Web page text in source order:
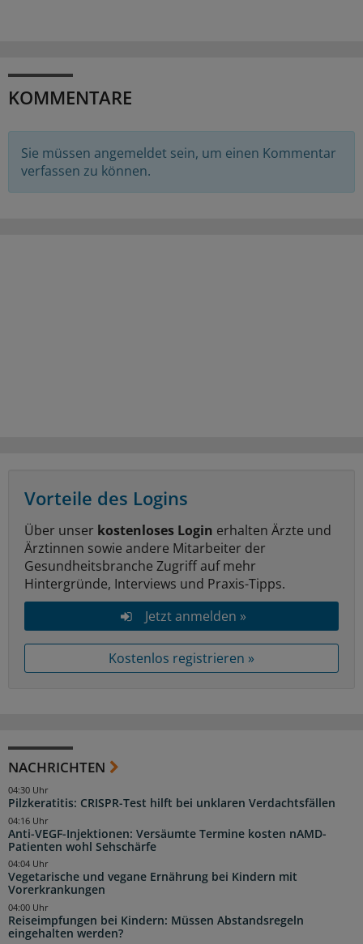
KOMMENTARE
Sie müssen angemeldet sein, um einen Kommentar
verfassen zu können.
Vorteile des Logins
Über unser kostenloses Login erhalten Ärzte und
Ärztinnen sowie andere Mitarbeiter der
Gesundheitsbranche Zugriff auf mehr
Hintergründe, Interviews und Praxis-Tipps.
Jetzt anmelden »
Kostenlos registrieren »
NACHRICHTEN
Pilzkeratitis: CRISPR-Test hilft bei unklaren Verdachtsfällen
04:30 Uhr
Anti-VEGF-Injektionen: Versäumte Termine kosten nAMD-
Patienten wohl Sehschärfe
04:16 Uhr
Vegetarische und vegane Ernährung bei Kindern mit
Vorerkrankungen
04:04 Uhr
Reiseimpfungen bei Kindern: Müssen Abstandsregeln
eingehalten werden?
04:00 Uhr